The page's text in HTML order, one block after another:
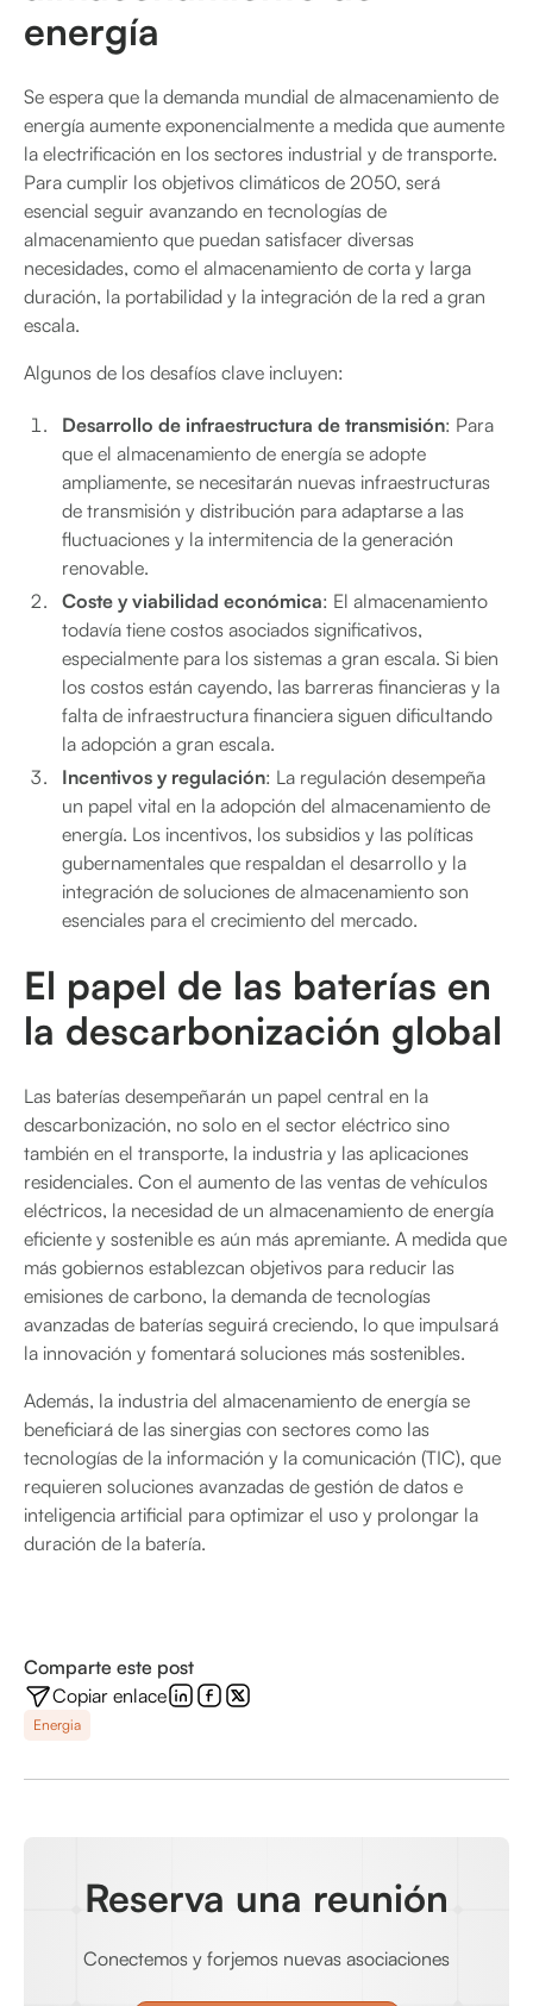
energía
Se espera que la demanda mundial de almacenamiento de
energía aumente exponencialmente a medida que aumente
la electrificación en los sectores industrial y de transporte.
Para cumplir los objetivos climáticos de 2050, será
esencial seguir avanzando en tecnologías de
almacenamiento que puedan satisfacer diversas
necesidades, como el almacenamiento de corta y larga
duración, la portabilidad y la integración de la red a gran
escala.
Algunos de los desafíos clave incluyen:
Desarrollo de infraestructura de transmisión: Para
que el almacenamiento de energía se adopte
ampliamente, se necesitarán nuevas infraestructuras
de transmisión y distribución para adaptarse a las
fluctuaciones y la intermitencia de la generación
renovable.
Coste y viabilidad económica: El almacenamiento
todavía tiene costos asociados significativos,
especialmente para los sistemas a gran escala. Si bien
los costos están cayendo, las barreras financieras y la
falta de infraestructura financiera siguen dificultando
la adopción a gran escala.
Incentivos y regulación: La regulación desempeña
un papel vital en la adopción del almacenamiento de
energía. Los incentivos, los subsidios y las políticas
gubernamentales que respaldan el desarrollo y la
integración de soluciones de almacenamiento son
esenciales para el crecimiento del mercado.
El papel de las baterías en
la descarbonización global
Las baterías desempeñarán un papel central en la
descarbonización, no solo en el sector eléctrico sino
también en el transporte, la industria y las aplicaciones
residenciales. Con el aumento de las ventas de vehículos
eléctricos, la necesidad de un almacenamiento de energía
eficiente y sostenible es aún más apremiante. A medida que
más gobiernos establezcan objetivos para reducir las
emisiones de carbono, la demanda de tecnologías
avanzadas de baterías seguirá creciendo, lo que impulsará
la innovación y fomentará soluciones más sostenibles.
Además, la industria del almacenamiento de energía se
beneficiará de las sinergias con sectores como las
tecnologías de la información y la comunicación (TIC), que
requieren soluciones avanzadas de gestión de datos e
inteligencia artificial para optimizar el uso y prolongar la
duración de la batería.
Comparte este post
Copiar enlace
Energia
Reserva una reunión
Conectemos y forjemos nuevas asociaciones